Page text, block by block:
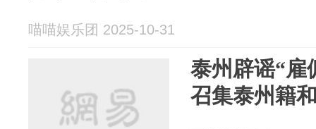
喵喵娱乐团 2025-10-31
泰州辟谣“雇
召集泰州籍